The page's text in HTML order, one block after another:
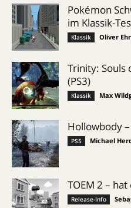
Pokémon
im Klassik-
Klassik Oliver
Trinity: Souls
(PS3)
Klassik Max
Hollowbody
PS5 Michael
TOEM 2 –
Release-Info